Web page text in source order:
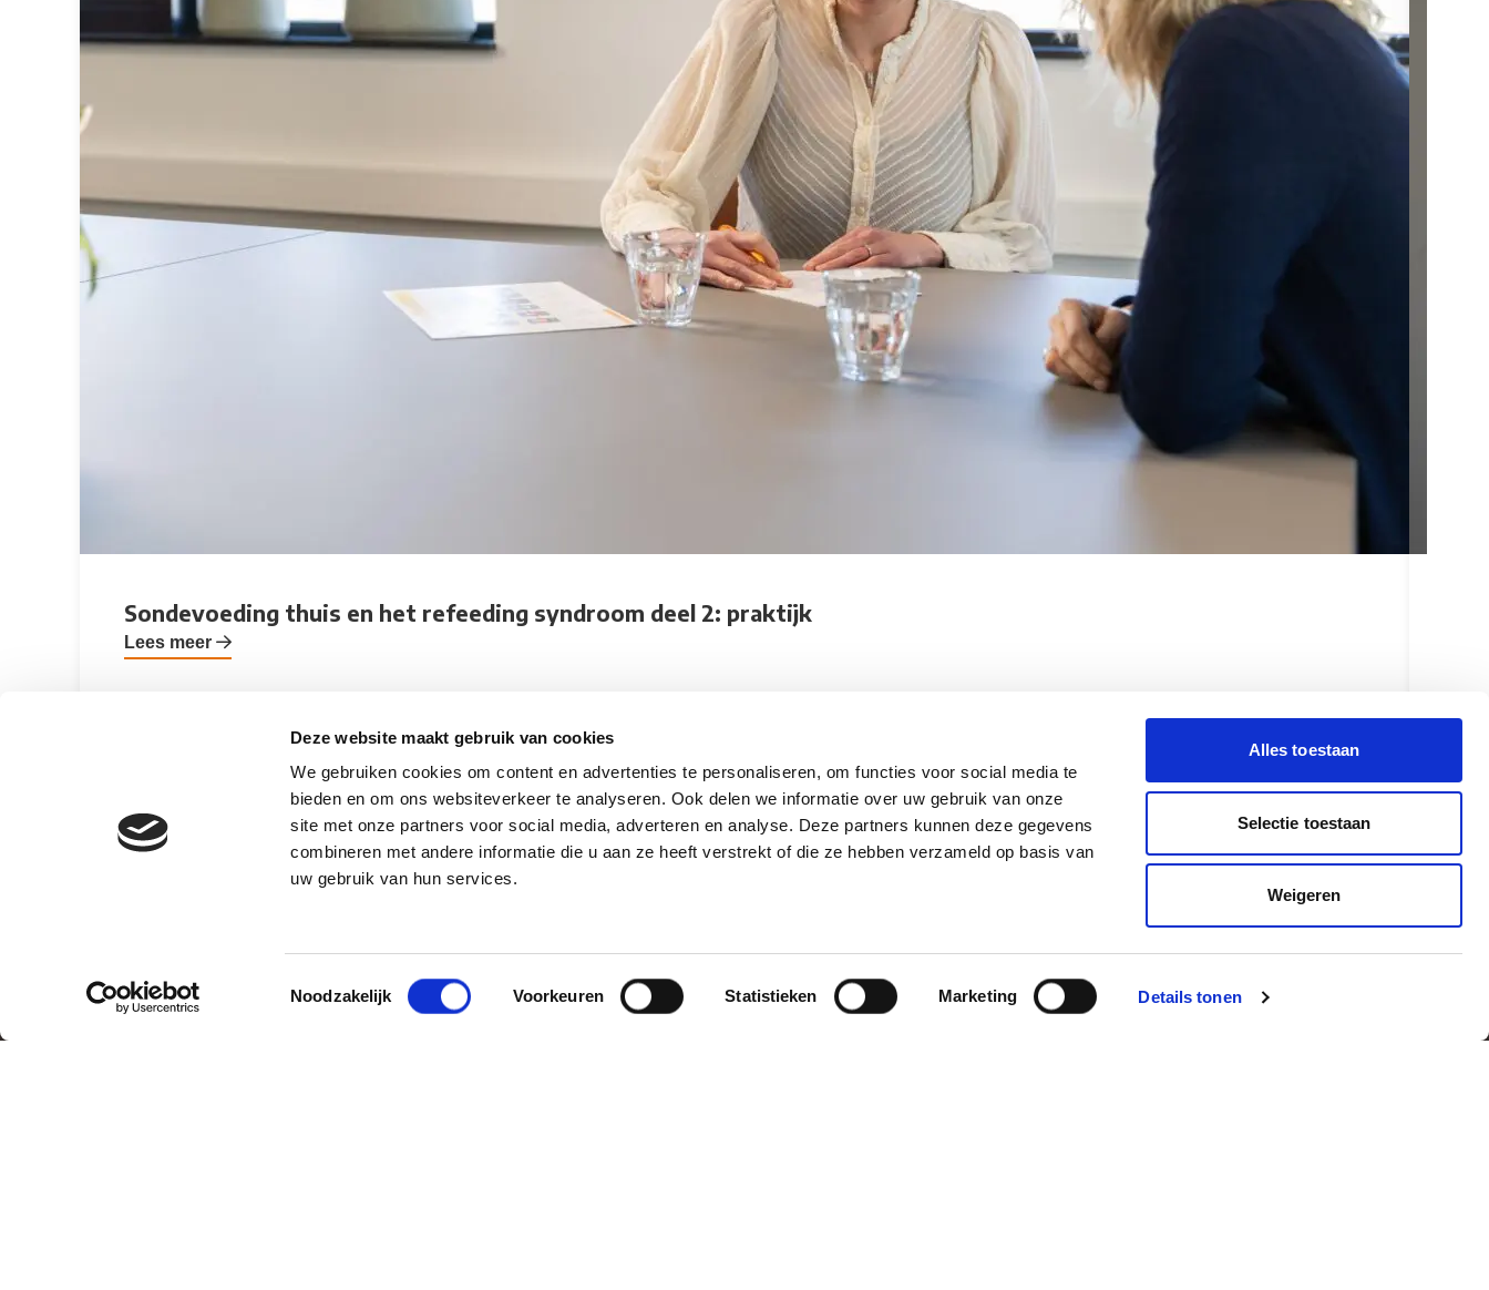
Deze website maakt gebruik van cookies
We gebruiken cookies om content en advertenties te personaliseren, om functies voor social media te
bieden en om ons websiteverkeer te analyseren. Ook delen we informatie over uw gebruik van onze
site met onze partners voor social media, adverteren en analyse. Deze partners kunnen deze gegevens
combineren met andere informatie die u aan ze heeft verstrekt of die ze hebben verzameld op basis van
uw gebruik van hun services.
Toestemmingsselectie
Noodzakelijk Voorkeuren Statistieken Marketing Details tonen
Alles toestaan
Selectie toestaan
Weigeren
Sondevoeding thuis en het refeeding syndroom deel 2: praktijk
Lees meer